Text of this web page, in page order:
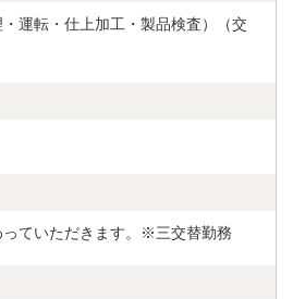
・運転・仕上加工・製品検査）（交
ていただきます。※三交替勤務